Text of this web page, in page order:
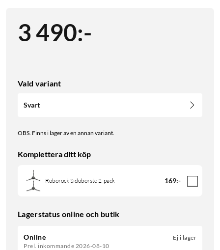
3 490:-
Vald variant
Svart
OBS. Finns i lager av en annan variant.
Komplettera ditt köp
Roborock Sidoborste 2-pack 169:-
Lagerstatus online och butik
Online
Prel. inkommande 2026-08-10
Ej i lager